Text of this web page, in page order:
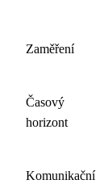
Zaměření
Časový
horizont
Komunikační